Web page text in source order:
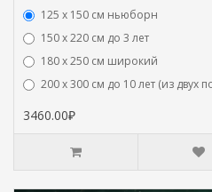
125 x 150 см ньюборн
150 х 220 см до 3 лет
180 х 250 см широкий
200 х 300 см до 10 лет (из двух
3460.00₽